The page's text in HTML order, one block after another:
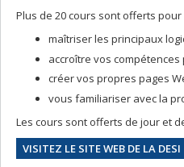
Plus de 20 cours sont offerts pour
maîtriser les principaux
accroître vos
créer vos propres pages
vous familiariser avec la
Les cours sont offerts de jour et
VISITEZ LE SITE WEB DE LA DESI